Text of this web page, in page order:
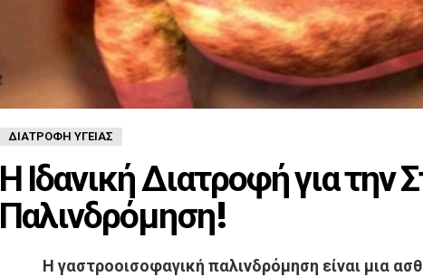
ΔΙΑΤΡΟΦΉ ΥΓΕΊΑΣ
Η Ιδανική Διατροφή για την
Παλινδρόμηση!
H γαστροοισοφαγική παλινδρόμηση είναι μια